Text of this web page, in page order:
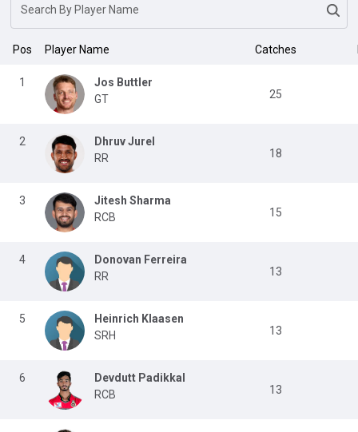
Pos Player Name Catches
1
Jos Buttler
GT
25
2
Dhruv Jurel
RR
18
3
Jitesh Sharma
RCB
15
4
Donovan Ferreira
RR
13
5
Heinrich Klaasen
SRH
13
6
Devdutt Padikkal
RCB
13